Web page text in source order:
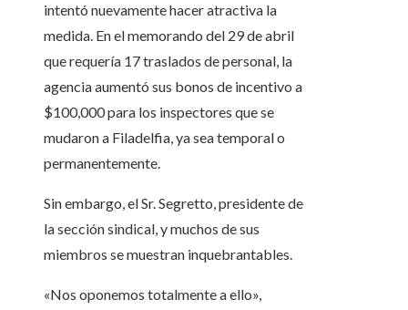
intentó nuevamente hacer atractiva la
medida. En el memorando del 29 de abril
que requería 17 traslados de personal, la
agencia aumentó sus bonos de incentivo a
$100,000 para los inspectores que se
mudaron a Filadelfia, ya sea temporal o
permanentemente.
Sin embargo, el Sr. Segretto, presidente de
la sección sindical, y muchos de sus
miembros se muestran inquebrantables.
«Nos oponemos totalmente a ello»,